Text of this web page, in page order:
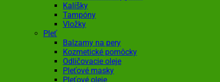
Kalíšky
Tampóny
Vložky
Pleť
Balzamy na pery
Kozmetické pomôcky
Odličovacie oleje
Pleťové masky
Pleťové oleje